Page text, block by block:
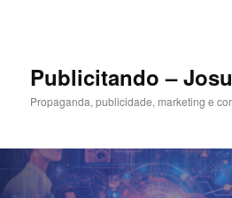
principalPublicitando –
Propaganda, publicidade, marketing e